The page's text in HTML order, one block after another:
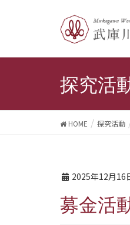
探究活
HOME 探究活動
2025年12月16
募金